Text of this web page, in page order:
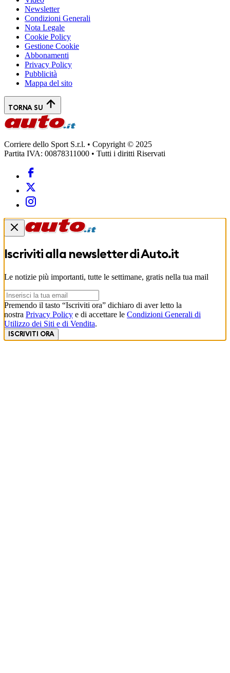
Newsletter
Condizioni Generali
Nota Legale
Cookie Policy
Gestione Cookie
Abbonamenti
Privacy Policy
Pubblicità
Mappa del sito
TORNA SU
Corriere dello Sport S.r.l. • Copyright © 2025
Partita IVA: 00878311000 • Tutti i diritti Riservati
Iscriviti alla newsletter diAuto.it
Le notizie più importanti, tutte le settimane, gratis nella tua mail
Premendo il tasto “Iscriviti ora” dichiaro di aver letto la
nostra Privacy Policy e di accettare le Condizioni Generali di
Utilizzo dei Siti e di Vendita.
ISCRIVITI ORA